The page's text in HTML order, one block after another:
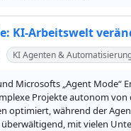
KI-Arbeitswelt
KI Agenten &
Microsofts „Agent
Projekte autonom von
optimiert, während der
mit vielen